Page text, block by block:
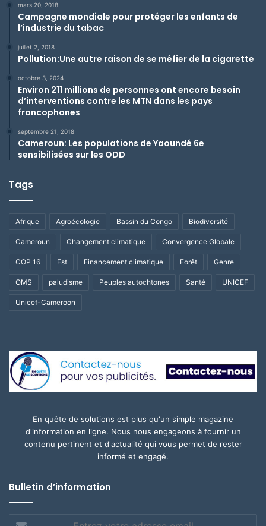
mars 20, 2018
Campagne mondiale pour protéger les enfants de
l’industrie du tabac
juillet 2, 2018
Pollution:Une autre raison de se méfier de la cigarette
octobre 3, 2024
Environ 211 millions de personnes ont encore besoin
d’interventions contre les MTN dans les pays
francophones
septembre 21, 2018
Cameroun: Les populations de Yaoundé 6e
sensibilisées sur les ODD
Tags
Afrique Agroécologie Bassin du Congo Biodiversité
Cameroun Changement climatique Convergence Globale
COP 16 Est Financement climatique Forêt Genre
OMS paludisme Peuples autochtones Santé UNICEF
Unicef-Cameroon
En quête de solutions est plus qu'un simple magazine
d'information en ligne. Nous nous engageons à fournir un
contenu pertinent et d'actualité qui vous permet de rester
informé et engagé.
Bulletin d’information